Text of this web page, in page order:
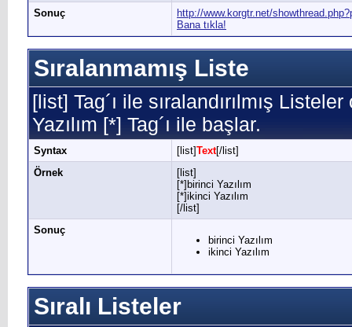
Sonuç
http://www.korgtr.net/
Bana tıkla!
Sıralanmamış Liste
[list] Tag´ı ile sıralandırılmış
Yazılım [*] Tag´ı ile başlar.
Syntax [list]Text[/list]
Örnek
[list]
[*]birinci Yazılım
[*]ikinci Yazılım
[/list]
Sonuç
birinci Yazılım
ikinci Yazılım
Sıralı Listeler